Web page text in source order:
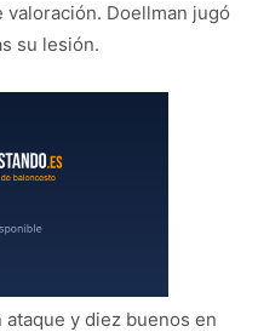
Doellman jugó
su lesión.
y diez buenos en